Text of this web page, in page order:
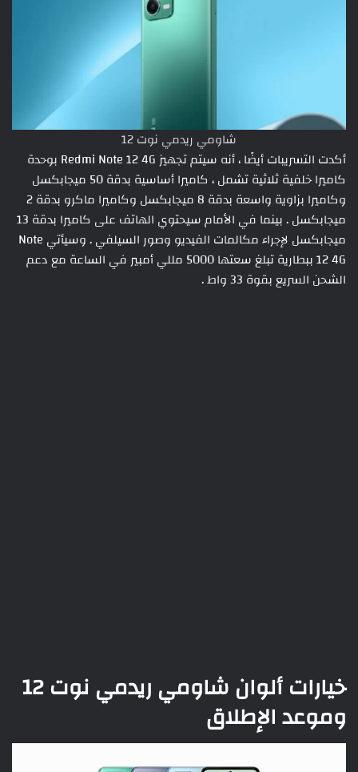
شاومي ريدمي نوت 12
أكدت التسريبات أيضًا ، أنه سيتم تجهيز Redmi Note 12 4G بوحدة
كاميرا خلفية ثلاثية تشمل ، كاميرا أساسية بدقة 50 ميجابكسل
وكاميرا بزاوية واسعة بدقة 8 ميجابكسل وكاميرا ماكرو بدقة 2
ميجابكسل . بينما في الأمام سيحتوي الهاتف على كاميرا بدقة 13
ميجابكسل لإجراء مكالمات الفيديو وصور السيلفي . وسيأتي Note
12 4G ببطارية تبلغ سعتها 5000 مللي أمبير في الساعة مع دعم
الشحن السريع بقوة 33 واط .
خيارات ألوان شاومي ريدمي نوت 12
وموعد الإطلاق